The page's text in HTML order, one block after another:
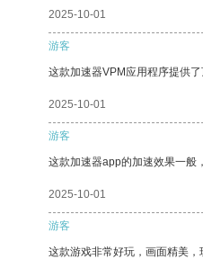
2025-10-01
游客
这款加速器VPM应用程序提供了
2025-10-01
游客
这款加速器app的加速效果一般
2025-10-01
游客
这款游戏非常好玩，画面精美，